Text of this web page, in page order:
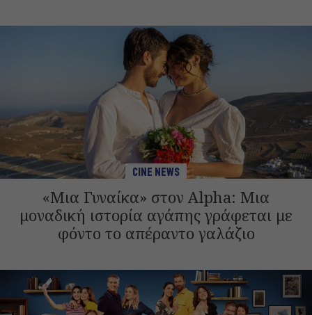
CINE NEWS
«Μια Γυναίκα» στον Alpha: Μια
μοναδική ιστορία αγάπης γράφεται με
φόντο το απέραντο γαλάζιο